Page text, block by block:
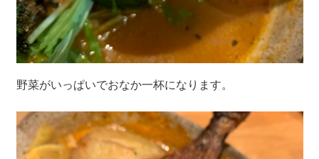
野菜がいっぱいでおなか一杯になります。